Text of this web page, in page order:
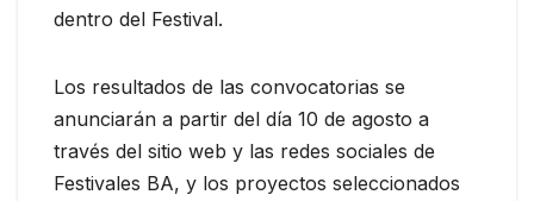
dentro del Festival.
Los resultados de las convocatorias se
anunciarán a partir del día 10 de agosto a
través del sitio web y las redes sociales de
Festivales BA, y los proyectos seleccionados